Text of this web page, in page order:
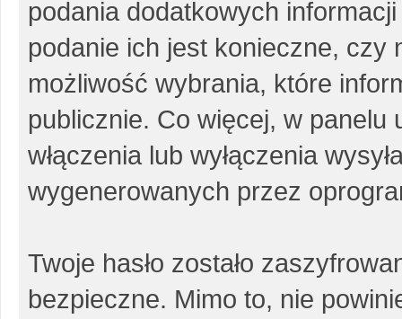
podania dodatkowych
podanie ich jest konieczne,
możliwość wybrania, które
publicznie. Co więcej, w
włączenia lub wyłączenia
wygenerowanych przez
Twoje hasło zostało
bezpieczne. Mimo to, nie